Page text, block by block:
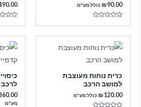
₪90.00 כולל מע"מ
כרית נוחות מעוצבת
למושב הרכב
₪120.00 כולל מע"מ
לרכב
מע"מ